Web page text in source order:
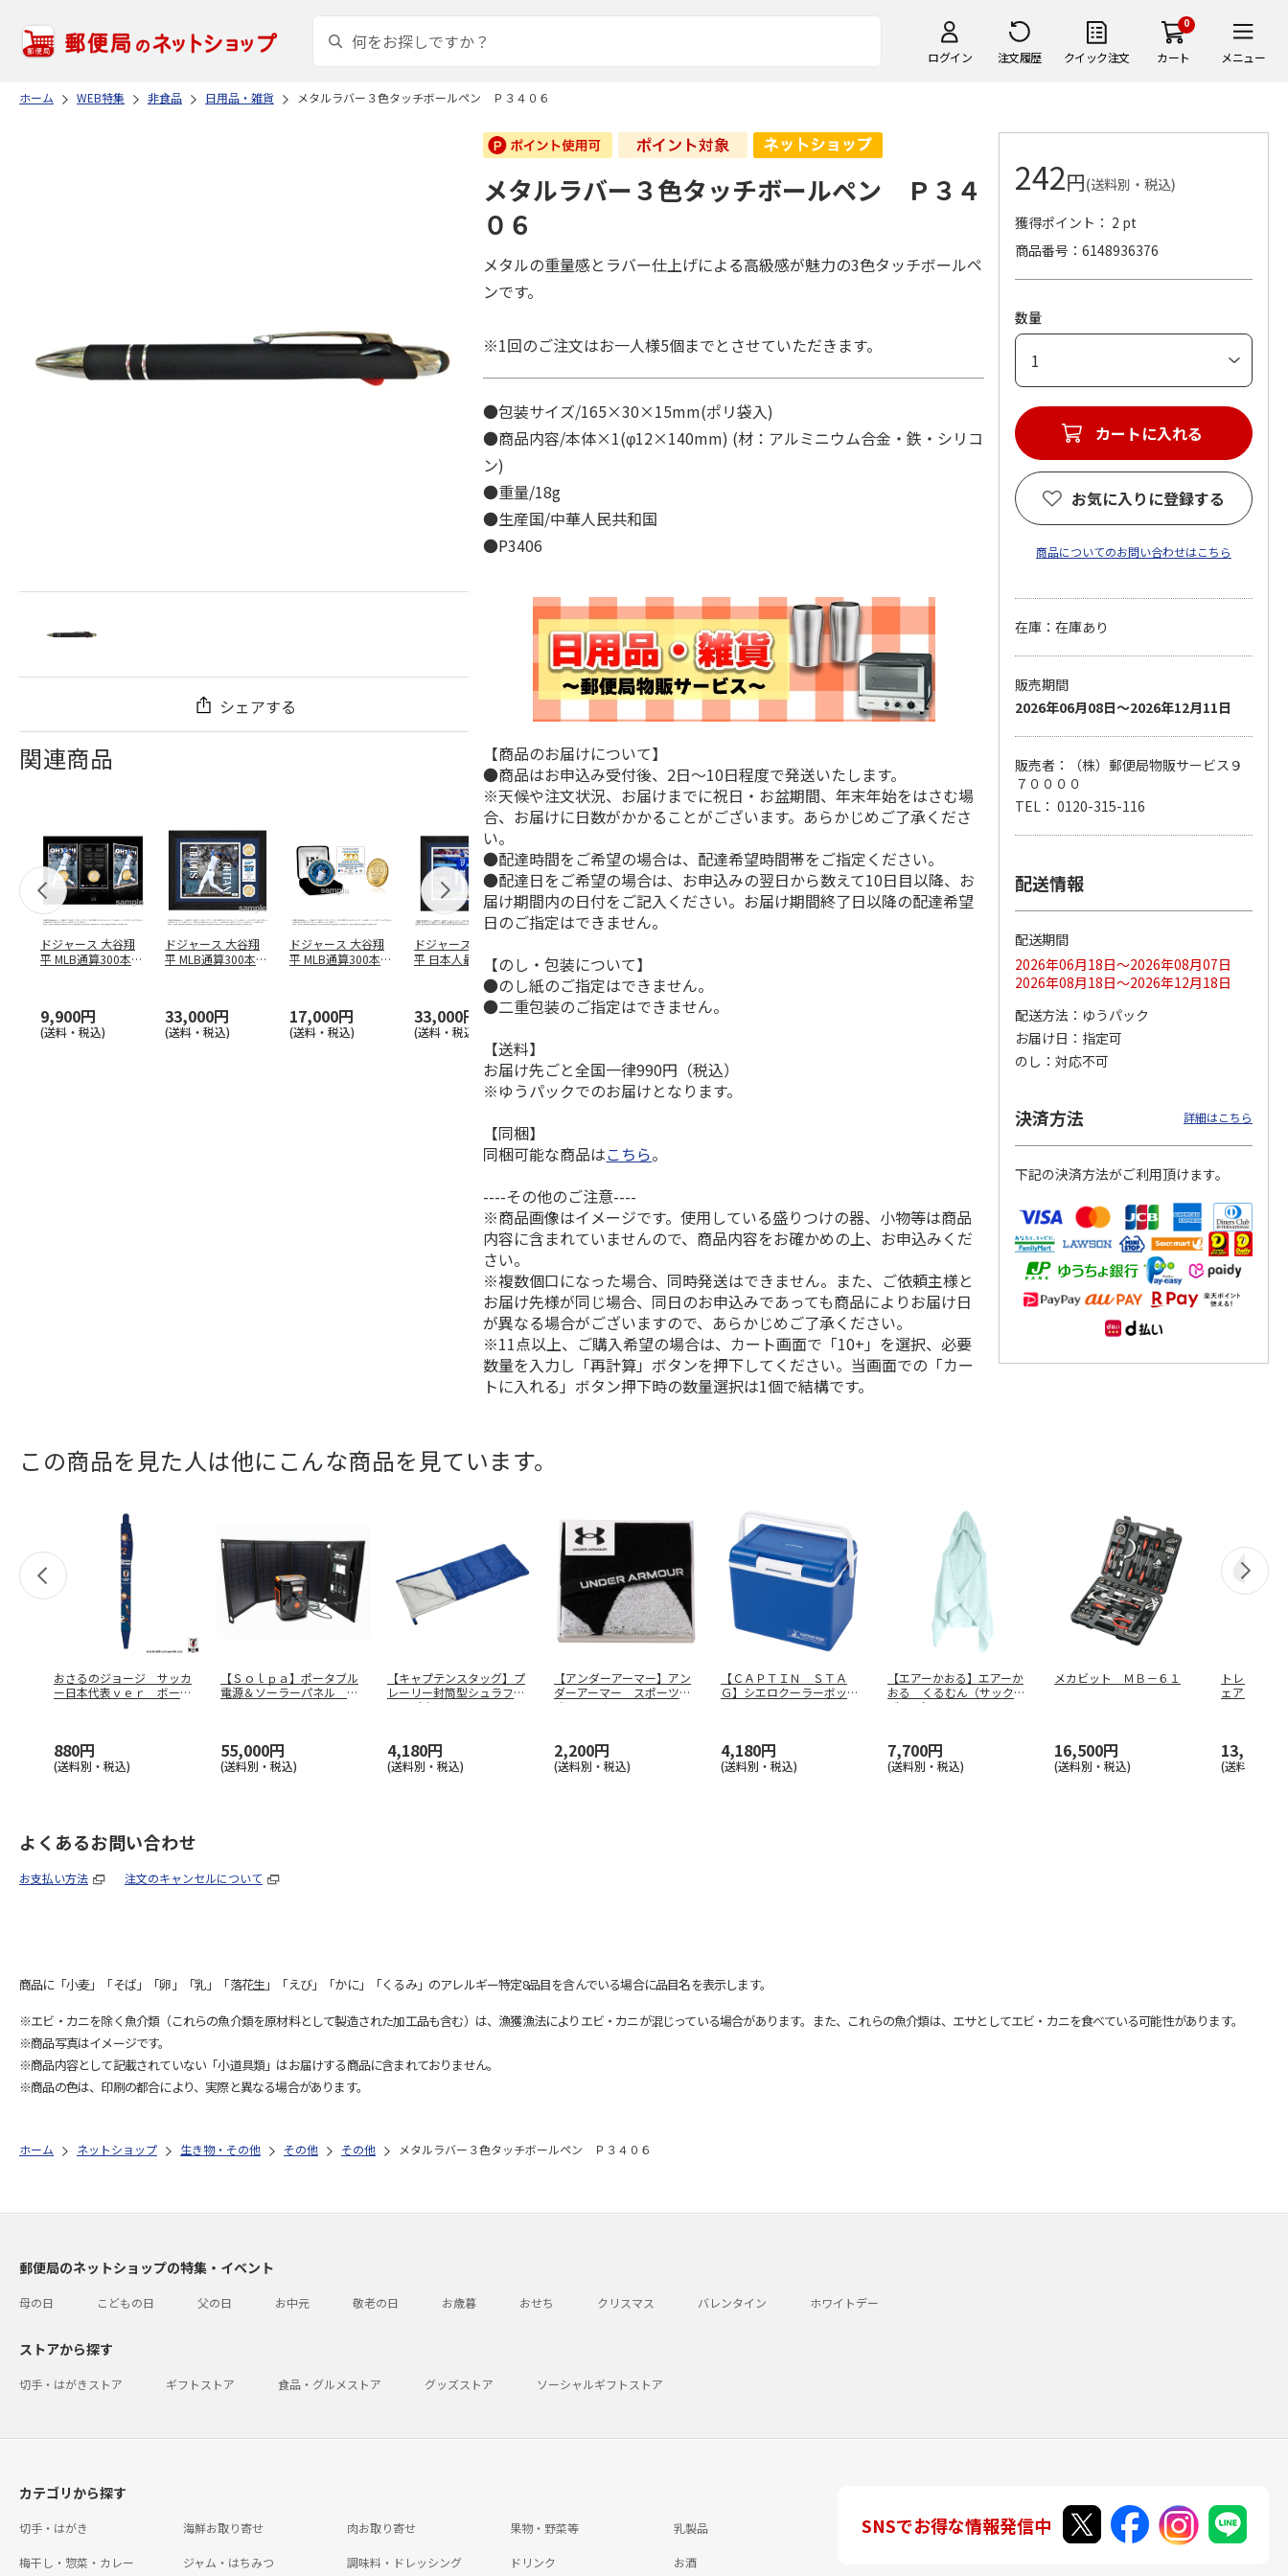
ログイン 注文履歴 クイック注文
0
カート メニュー
ホーム WEB特集 非食品 日用品・雑貨 メタルラバー３色タッチボールペン Ｐ３４０６
シェアする
関連商品
ドジャース 大谷翔
平 MLB通算300本塁
9,900円
(送料・税込)
ドジャース 大谷翔
平 MLB通算300本塁
33,000円
(送料・税込)
ドジャース 大谷翔
平 MLB通算300本塁
17,000円
(送料・税込)
ドジャース 大谷翔
平 日本人最多53試
合連続出塁記念 ダ
33,000円
(送料・税込)
谷翔平 2026 NL 3・
4月投手…
33,000円
イ…
9,900円
ドジャース 大谷翔
平 日本人最多53試
合連続出塁記念 シ
ル…
17,000円
(送料・税込)
谷翔平 2026 NL 3・
4月投手…
メタルラバー３色タッチボールペン Ｐ３４
０６
メタルの重量感とラバー仕上げによる高級感が魅力の3色タッチボールペ
ンです。
※1回のご注文はお一人様5個までとさせていただきます。
●包装サイズ/165×30×15mm(ポリ袋入)
●商品内容/本体×1(φ12×140mm) (材：アルミニウム合金・鉄・シリコ
ン)
●重量/18g
●生産国/中華人民共和国
●P3406
【商品のお届けについて】
●商品はお申込み受付後、2日～10日程度で発送いたします。
※天候や注文状況、お届けまでに祝日・お盆期間、年末年始をはさむ場
合、お届けに日数がかかることがございます。あらかじめご了承くださ
い。
●配達時間をご希望の場合は、配達希望時間帯をご指定ください。
●配達日をご希望の場合は、お申込みの翌日から数えて10日目以降、お
届け期間内の日付をご記入ください。お届け期間終了日以降の配達希望
日のご指定はできません。
【のし・包装について】
●のし紙のご指定はできません。
●二重包装のご指定はできません。
【送料】
お届け先ごと全国一律990円（税込）
※ゆうパックでのお届けとなります。
【同梱】
同梱可能な商品はこちら。
----その他のご注意----
※商品画像はイメージです。使用している盛りつけの器、小物等は商品
内容に含まれていませんので、商品内容をお確かめの上、お申込みくだ
さい。
※複数個口になった場合、同時発送はできません。また、ご依頼主様と
お届け先様が同じ場合、同日のお申込みであっても商品によりお届け日
が異なる場合がございますので、あらかじめご了承ください。
※11点以上、ご購入希望の場合は、カート画面で「10+」を選択、必要
数量を入力し「再計算」ボタンを押下してください。当画面での「カー
トに入れる」ボタン押下時の数量選択は1個で結構です。
242円(送料別・税込)
獲得ポイント： 2 pt
商品番号
6148936376
数量
カートに入れる
お気に入りに登録する
商品についてのお問い合わせはこちら
在庫：在庫あり
販売期間
2026年06月08日～2026年12月11日
販売者：（株）郵便局物販サービス９
７００００
TEL： 0120-315-116
配送情報
配送期間
2026年06月18日～2026年08月07日
2026年08月18日～2026年12月18日
配送方法
ゆうパック
お届け日
指定可
のし
対応不可
決済方法 詳細はこちら
下記の決済方法がご利用頂けます。
この商品を見た人は他にこんな商品を見ています。
おさるのジョージ サッカ
ー日本代表ｖｅｒ ボール
880円
(送料別・税込)
【Ｓｏｌｐａ】ポータブル
電源＆ソーラーパネル Ｅ
55,000円
(送料別・税込)
【キャプテンスタッグ】プ
レーリー封筒型シュラフ６
００（ネイ
4,180円
(送料別・税込)
【アンダーアーマー】アン
ダーアーマー スポーツタ
オル ＵＡ
2,200円
(送料別・税込)
【ＣＡＰＴＩＮ ＳＴＡ
Ｇ】シエロクーラーボック
4,180円
(送料別・税込)
【エアーかおる】エアーか
おる くるむん（サックス
ブルー）
7,700円
(送料別・税込)
メカビット ＭＢ－６１
16,500円
(送料別・税込)
トレッカ
ェア（ブラ
13,200円
(送料別・税
よくあるお問い合わせ
お支払い方法 注文のキャンセルについて
商品に「小麦」「そば」「卵」「乳」「落花生」「えび」「かに」「くるみ」のアレルギー特定8品目を含んでいる場合に品目名を表示します。
※エビ・カニを除く魚介類（これらの魚介類を原材料として製造された加工品も含む）は、漁獲漁法によりエビ・カニが混じっている場合があります。また、これらの魚介類は、エサとしてエビ・カニを食べている可能性があります。
※商品写真はイメージです。
※商品内容として記載されていない「小道具類」はお届けする商品に含まれておりません。
※商品の色は、印刷の都合により、実際と異なる場合があります。
ホーム ネットショップ 生き物・その他 その他 その他 メタルラバー３色タッチボールペン Ｐ３４０６
郵便局のネットショップの特集・イベント
母の日 こどもの日 父の日 お中元 敬老の日 お歳暮 おせち クリスマス バレンタイン ホワイトデー
ストアから探す
切手・はがきストア ギフトストア 食品・グルメストア グッズストア ソーシャルギフトストア
カテゴリから探す
切手・はがき 海鮮お取り寄せ 肉お取り寄せ 果物・野菜等 乳製品
梅干し・惣菜・カレー ジャム・はちみつ 調味料・ドレッシング ドリンク お酒
SNSでお得な情報発信中